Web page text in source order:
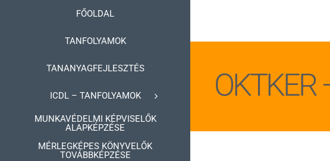
FŐOLDAL
TANFOLYAMOK
TANANYAGFEJLESZTÉS
ICDL – TANFOLYAMOK
MUNKAVÉDELMI KÉPVISELŐK
ALAPKÉPZÉSE
MÉRLEGKÉPES KÖNYVELŐK
TOVÁBBKÉPZÉSE
OKTKER